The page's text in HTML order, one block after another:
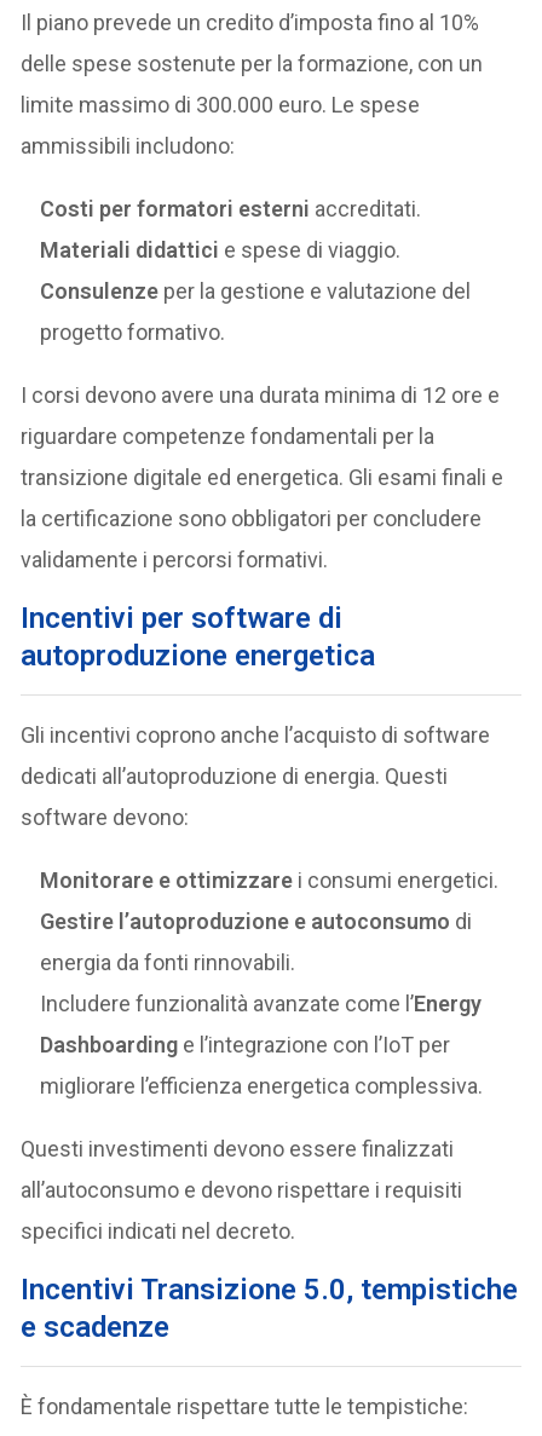
Il piano prevede un credito d’imposta fino al 10%
delle spese sostenute per la formazione, con un
limite massimo di 300.000 euro. Le spese
ammissibili includono:
Costi per formatori esterni accreditati.
Materiali didattici e spese di viaggio.
Consulenze per la gestione e valutazione del
progetto formativo.
I corsi devono avere una durata minima di 12 ore e
riguardare competenze fondamentali per la
transizione digitale ed energetica. Gli esami finali e
la certificazione sono obbligatori per concludere
validamente i percorsi formativi.
Incentivi per software di
autoproduzione energetica
Gli incentivi coprono anche l’acquisto di software
dedicati all’autoproduzione di energia. Questi
software devono:
Monitorare e ottimizzare i consumi energetici.
Gestire l’autoproduzione e autoconsumo di
energia da fonti rinnovabili.
Includere funzionalità avanzate come l’Energy
Dashboarding e l’integrazione con l’IoT per
migliorare l’efficienza energetica complessiva.
Questi investimenti devono essere finalizzati
all’autoconsumo e devono rispettare i requisiti
specifici indicati nel decreto.
Incentivi Transizione 5.0, tempistiche
e scadenze
È fondamentale rispettare tutte le tempistiche: